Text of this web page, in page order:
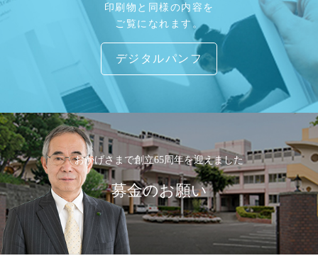
印刷物と同様の内容を
ご覧になれます。
デジタルパンフ
おかげさまで創立65周年を迎えました
募金のお願い